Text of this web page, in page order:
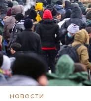
НОВОСТИ